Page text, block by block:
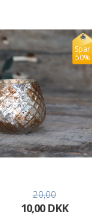
Spar
50%
20,00
10,00 DKK